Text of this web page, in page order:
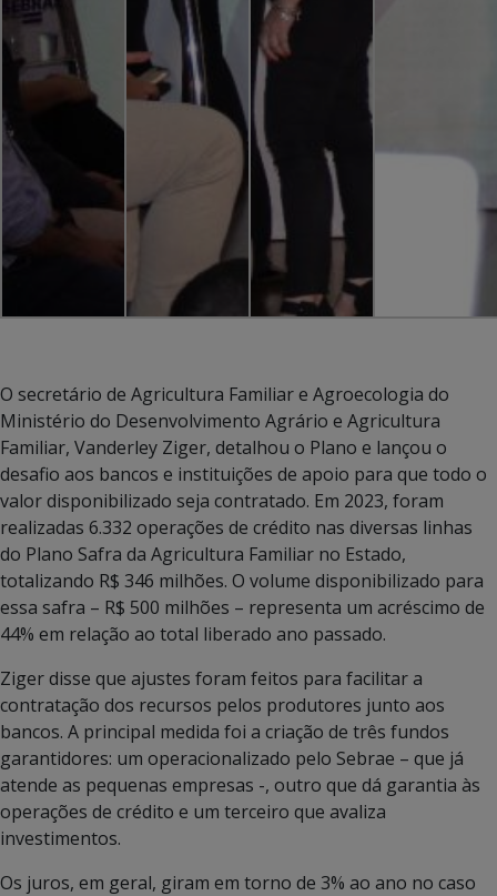
O secretário de Agricultura Familiar e Agroecologia do
Ministério do Desenvolvimento Agrário e Agricultura
Familiar, Vanderley Ziger, detalhou o Plano e lançou o
desafio aos bancos e instituições de apoio para que todo o
valor disponibilizado seja contratado. Em 2023, foram
realizadas 6.332 operações de crédito nas diversas linhas
do Plano Safra da Agricultura Familiar no Estado,
totalizando R$ 346 milhões. O volume disponibilizado para
essa safra – R$ 500 milhões – representa um acréscimo de
44% em relação ao total liberado ano passado.
Ziger disse que ajustes foram feitos para facilitar a
contratação dos recursos pelos produtores junto aos
bancos. A principal medida foi a criação de três fundos
garantidores: um operacionalizado pelo Sebrae – que já
atende as pequenas empresas -, outro que dá garantia às
operações de crédito e um terceiro que avaliza
investimentos.
Os juros, em geral, giram em torno de 3% ao ano no caso